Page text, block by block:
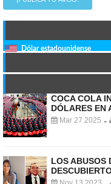
Dólar estadounidense
COCA COLA
DÓLARES EN
Mar 27 2025 -
LOS ABUSOS